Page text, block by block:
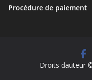
Procédure de paiement
Droits dauteur